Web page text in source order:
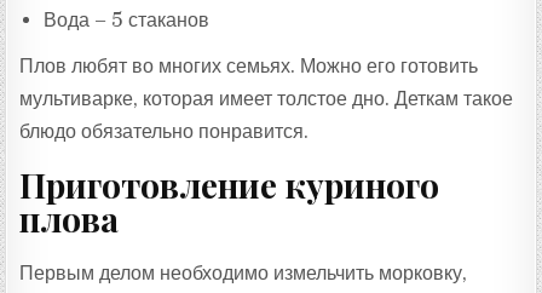
Вода – 5 стаканов
Плов любят во многих семьях. Можно его готовить
мультиварке, которая имеет толстое дно. Деткам такое
блюдо обязательно понравится.
Приготовление куриного
плова
Первым делом необходимо измельчить морковку,